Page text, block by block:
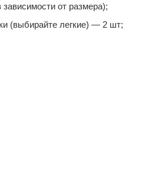
от размера);
(выбирайте легкие) — 2 шт;